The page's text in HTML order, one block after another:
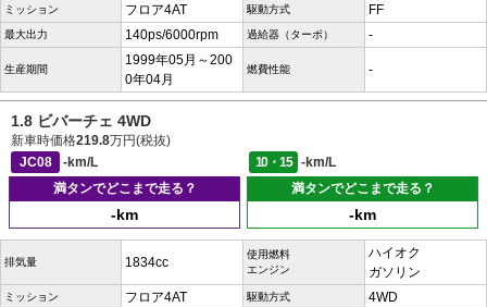
ミッション フロア4AT 駆動方式 FF
最大出力 140ps/6000rpm 過給器（ターボ） -
生産期間
1999年05月～200
0年04月
燃費性能 -
1.8 ビバーチェ 4WD
新車時価格219.8万円(税抜)
JC08
-km/L 10・15
-km/L
満タンでどこまで走る？
-km
満タンでどこまで走る？
-km
排気量 1834cc
使用燃料
エンジン
ハイオク
ガソリン
ミッション フロア4AT 駆動方式 4WD